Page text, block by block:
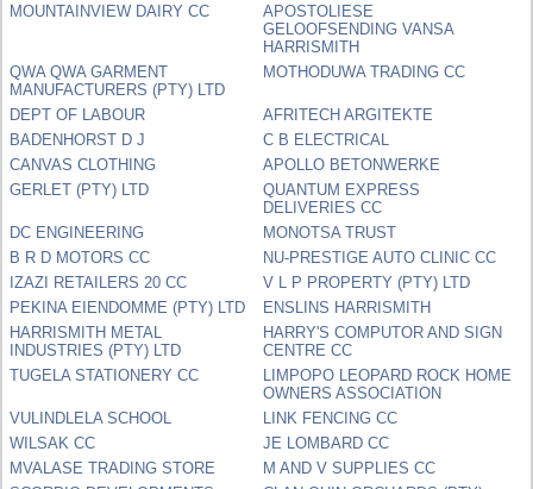
MOUNTAINVIEW DAIRY CC
APOSTOLIESE
GELOOFSENDING VANSA
HARRISMITH
QWA QWA GARMENT
MANUFACTURERS (PTY) LTD
MOTHODUWA TRADING CC
DEPT OF LABOUR
AFRITECH ARGITEKTE
BADENHORST D J
C B ELECTRICAL
CANVAS CLOTHING
APOLLO BETONWERKE
GERLET (PTY) LTD
QUANTUM EXPRESS
DELIVERIES CC
DC ENGINEERING
MONOTSA TRUST
B R D MOTORS CC
NU-PRESTIGE AUTO CLINIC CC
IZAZI RETAILERS 20 CC
V L P PROPERTY (PTY) LTD
PEKINA EIENDOMME (PTY) LTD
ENSLINS HARRISMITH
HARRISMITH METAL
INDUSTRIES (PTY) LTD
HARRY'S COMPUTOR AND SIGN
CENTRE CC
TUGELA STATIONERY CC
LIMPOPO LEOPARD ROCK HOME
OWNERS ASSOCIATION
VULINDLELA SCHOOL
LINK FENCING CC
WILSAK CC
JE LOMBARD CC
MVALASE TRADING STORE
M AND V SUPPLIES CC